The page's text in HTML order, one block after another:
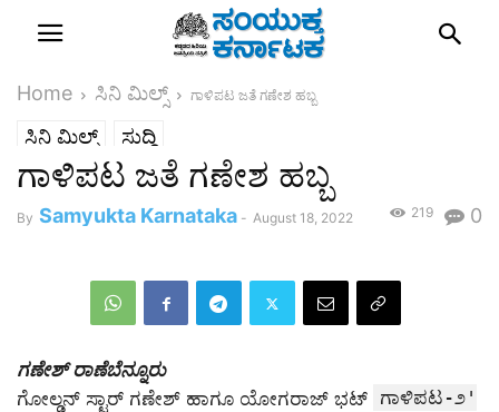
Home ಸಿನಿ ಮಿಲ್ಸ್ ಗಾಳಿಪಟ ಜತೆ ಗಣೇಶ ಹಬ್ಬ
ಸಿನಿ ಮಿಲ್ಸ್ ಸುದ್ದಿ
ಗಾಳಿಪಟ ಜತೆ ಗಣೇಶ ಹಬ್ಬ
By Samyukta Karnataka - August 18, 2022 0
219
ಗಣೇಶ್ ರಾಣೆಬೆನ್ನೂರು
ಗೋಲ್ಡನ್ ಸ್ಟಾರ್ ಗಣೇಶ್ ಹಾಗೂ ಯೋಗರಾಜ್ ಭಟ್ ಗಾಳಿಪಟ-೨'